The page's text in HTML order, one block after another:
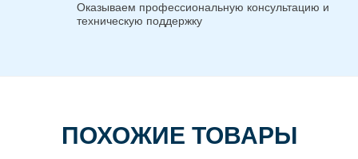
Оказываем профессиональную консультацию и
техническую поддержку
ПОХОЖИЕ ТОВАРЫ